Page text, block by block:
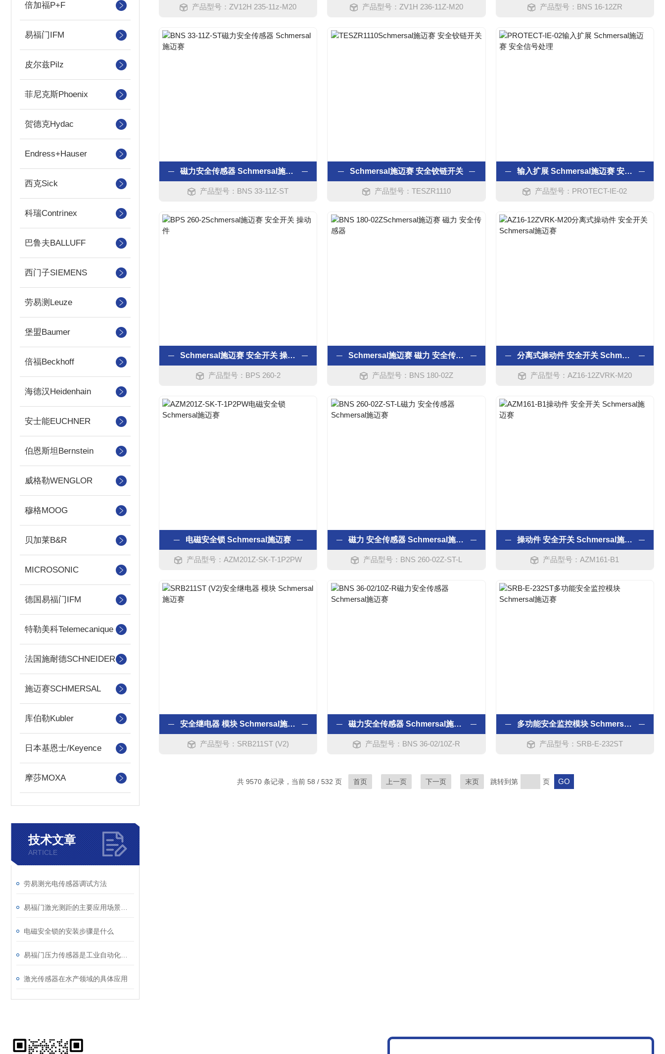
倍加福P+F
易福门IFM
皮尔兹Pilz
菲尼克斯Phoenix
贺德克Hydac
Endress+Hauser
西克Sick
科瑞Contrinex
巴鲁夫BALLUFF
西门子SIEMENS
劳易测Leuze
堡盟Baumer
倍福Beckhoff
海德汉Heidenhain
安士能EUCHNER
伯恩斯坦Bernstein
威格勒WENGLOR
穆格MOOG
贝加莱B&R
MICROSONIC
德国易福门IFM
特勒美科Telemecanique
法国施耐德SCHNEIDER
施迈赛SCHMERSAL
库伯勒Kubler
日本基恩士/Keyence
摩莎MOXA
技术文章
ARTICLE
劳易测光电传感器调试方法
电磁安全锁的安装步骤是什么
激光传感器在水产领域的具体应用
产品型号：ZV12H 235-11z-M20 产品型号：ZV1H 236-11Z-M20 产品型号：BNS 16-12ZR
磁力安全传感器 Schmersal施迈赛
产品型号：BNS 33-11Z-ST
Schmersal施迈赛 安全铰链开关
产品型号：TESZR1110
输入扩展 Schmersal施迈赛 安全信号处理
产品型号：PROTECT-IE-02
Schmersal施迈赛 安全开关 操动件
产品型号：BPS 260-2
Schmersal施迈赛 磁力 安全传感器
产品型号：BNS 180-02Z
分离式操动件 安全开关 Schmersal施迈赛
产品型号：AZ16-12ZVRK-M20
电磁安全锁 Schmersal施迈赛
产品型号：AZM201Z-SK-T-1P2PW
磁力 安全传感器 Schmersal施迈赛
产品型号：BNS 260-02Z-ST-L
操动件 安全开关 Schmersal施迈赛
产品型号：AZM161-B1
安全继电器 模块 Schmersal施迈赛
产品型号：SRB211ST (V2)
磁力安全传感器 Schmersal施迈赛
产品型号：BNS 36-02/10Z-R
多功能安全监控模块 Schmersal施迈赛
产品型号：SRB-E-232ST
共 9570 条记录，当前 58 / 532 页 首页 上一页 下一页 末页 跳转到第 页